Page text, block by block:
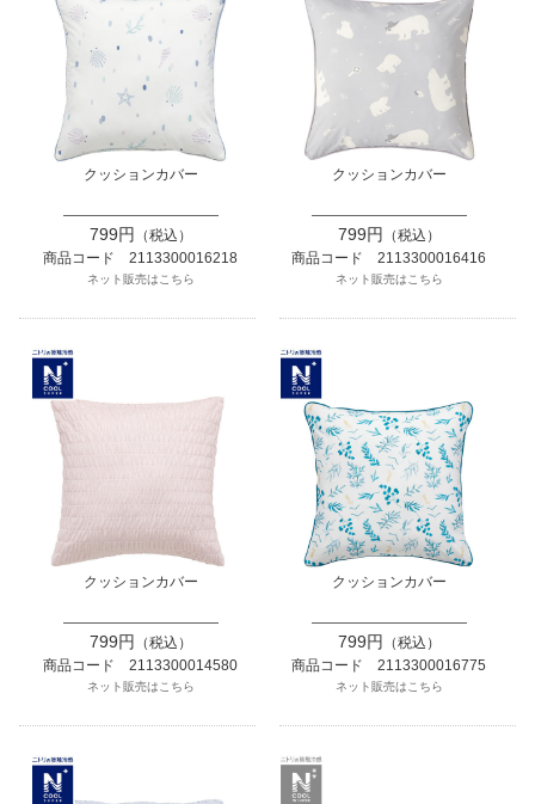
クッションカバー
799円
（税込）
商品コード 2113300016218
ネット販売はこちら
クッションカバー
799円
（税込）
商品コード 2113300016416
ネット販売はこちら
クッションカバー
799円
（税込）
商品コード 2113300014580
ネット販売はこちら
クッションカバー
799円
（税込）
商品コード 2113300016775
ネット販売はこちら